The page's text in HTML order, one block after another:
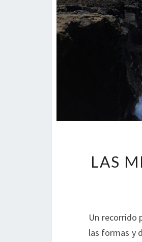
LAS
Un recorrido
las formas y